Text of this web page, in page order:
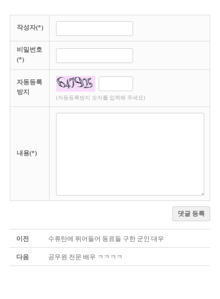
작성자(*)
비밀번호
(*)
자동등록
방지
(자동등록방지 숫자를 입력해 주세요)
내용(*)
댓글 등록
이전 수류탄에 뛰어들어 동료들 구한 군인 대우
다음 공무원 전문 배우 ㅋㅋㅋㅋ